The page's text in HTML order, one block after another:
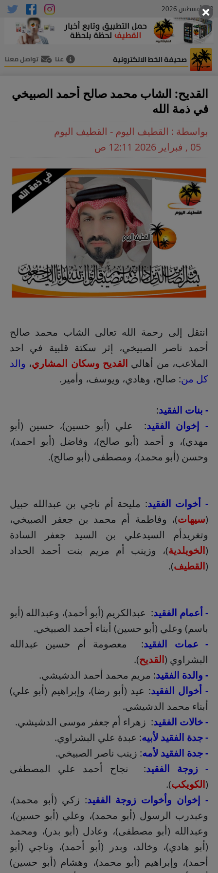
10 , أغسطس 2026
صحيفة الخط الالكترونية عنا تواصل معنا
القديح: الشاب محمد صالح أحمد الصبيخي
في ذمة الله
بواسطة : القطيف اليوم - القطيف اليوم
05 , فبراير 2026 12:11 ص
انتقل إلى رحمة الله تعالى الشاب محمد صالح
أحمد ناصر الصبيخي، إثر سكتة قلبية في احد
الملاعب، من أهالي القديح وسكان المشاري، والد
كل من: صالح، وهادي، ويوسف، وأمير.
- بنات الفقيد:
- إخوان الفقيد: علي (أبو حسين)، حسين (أبو
مهدي)، و أحمد (أبو صالح)، وفاضل (أبو احمد)،
وحسن (أبو محمد)، ومصطفى (أبو صالح).
- أخوات الفقيد: مليحة أم ناجي بن عبدالله حبيل
(سيهات)، وفاطمة أم محمد بن جعفر الصبيخي،
وتغريدأم السيدعلي بن السيد جعفر السادة
(الخويلدية)، وزينب أم مريم بنت أحمد الحداد
(القطيف).
- أعمام الفقيد: عبدالكريم (أبو أحمد)، وعبدالله (أبو
باسم) وعلي (أبو حسين) أبناء أحمد الصبيخي.
- عمات الفقيد: معصومة أم حسين عبدالله
البشراوي (القديح).
- والدة الفقيد: مريم محمد أحمد الدشيشي.
- أخوال الفقيد: عيد (أبو رضا)، وإبراهيم (أبو علي)
أبناء محمد الدشيشي.
- خالات الفقيد: زهراء أم جعفر موسى الدشيشي.
- جدة الفقيد لأبيه: عبدة علي البشراوي.
- جدة الفقيد لأمه: زينب ناصر الصبيخي.
- زوجة الفقيد: نجاح أحمد علي المصطفى
(الكويكب).
- إخوان وأخوات زوجة الفقيد: زكي (أبو محمد)،
وعبدرب الرسول (أبو محمد)، وعلي (أبو حسين)،
وعبدالله (أبو مصطفى)، وعادل (أبو بدر)، ومحمد
(أبو هادي)، وخالد، وبدر (أبو أحمد)، وناجي (أبو
أحمد)، وإبراهيم (أبو محمد)، وهشام (أبو حسين)